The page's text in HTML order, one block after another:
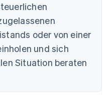
oder von einer
und sich
Situation beraten